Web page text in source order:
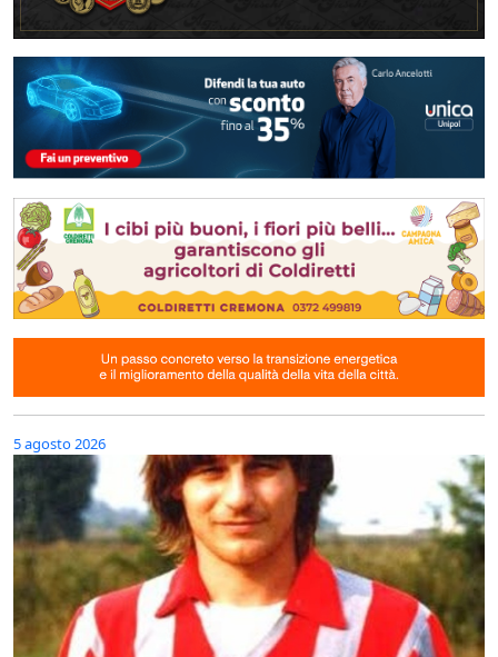
5 agosto 2026